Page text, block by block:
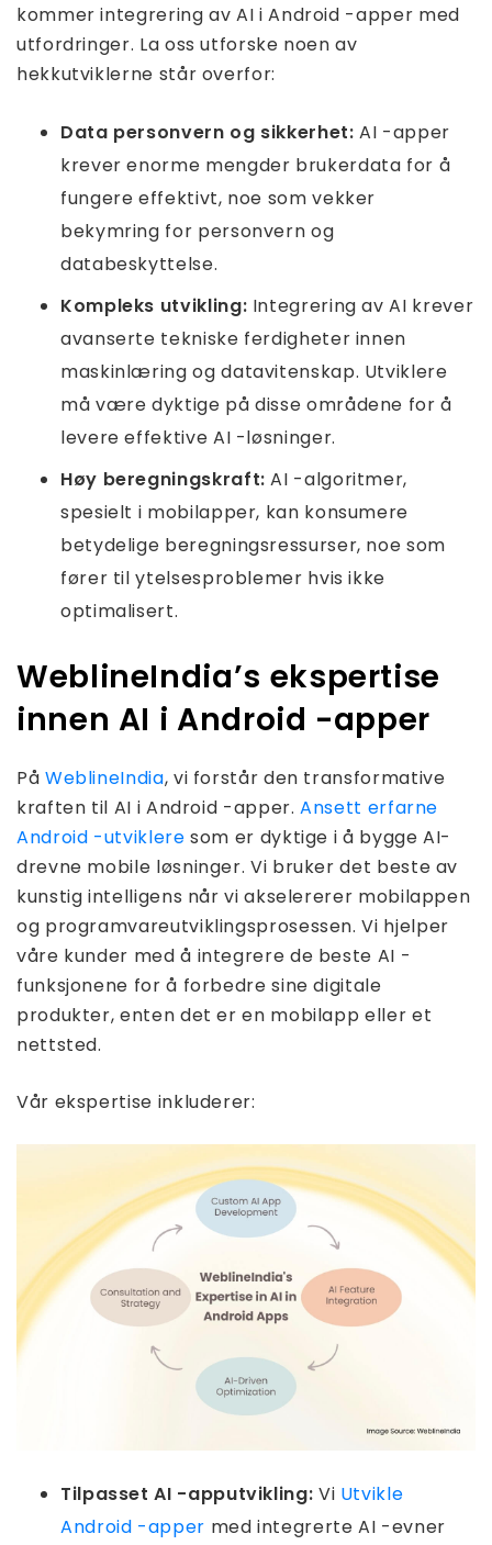
kommer integrering av AI i Android -apper med
utfordringer. La oss utforske noen av
hekkutviklerne står overfor:
Data personvern og sikkerhet:AI -apper
krever enorme mengder brukerdata for å
fungere effektivt, noe som vekker
bekymring for personvern og
databeskyttelse.
Kompleks utvikling: Integrering av AI krever
avanserte tekniske ferdigheter innen
maskinlæring og datavitenskap. Utviklere
må være dyktige på disse områdene for å
levere effektive AI -løsninger.
Høy beregningskraft:AI -algoritmer,
spesielt i mobilapper, kan konsumere
betydelige beregningsressurser, noe som
fører til ytelsesproblemer hvis ikke
optimalisert.
WeblineIndia’s ekspertise
innen AI i Android -apper
På WeblineIndia, vi forstår den transformative
kraften til AI i Android -apper.Ansett erfarne
Android -utviklere som er dyktige i å bygge AI-
drevne mobile løsninger. Vi bruker det beste av
kunstig intelligens når vi akselererer mobilappen
og programvareutviklingsprosessen. Vi hjelper
våre kunder med å integrere de beste AI -
funksjonene for å forbedre sine digitale
produkter, enten det er en mobilapp eller et
nettsted.
Vår ekspertise inkluderer:
Tilpasset AI -apputvikling: Vi Utvikle
Android -apper med integrerte AI -evner